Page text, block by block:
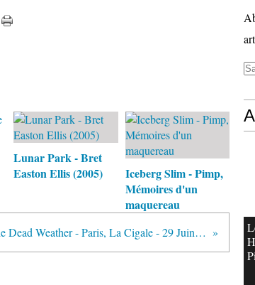
Lunar Park - Bret
Easton Ellis (2005)
Iceberg Slim - Pimp,
Mémoires d'un
maquereau
The Dead Weather - Paris, La Cigale - 29 Juin 2009